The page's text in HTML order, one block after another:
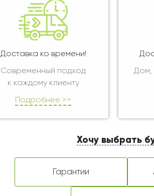
Доставка ко времени!
Современный подход
к каждому клиенту
Подробнее >>
Дом,
Хочу выбрать
Гарантии